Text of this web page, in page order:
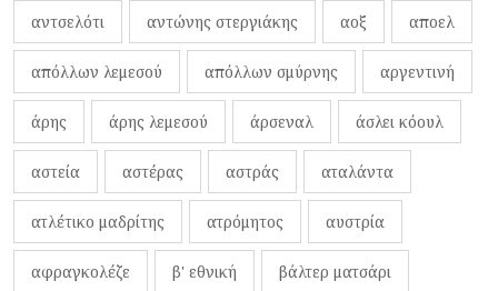
αντσελότι αντώνης στεργιάκης αοξ αποελ
απόλλων λεμεσού απόλλων σμύρνης αργεντινή
άρης άρης λεμεσού άρσεναλ άσλει κόουλ
αστεία αστέρας αστράς αταλάντα
ατλέτικο μαδρίτης ατρόμητος αυστρία
αφραγκολέζε β' εθνική βάλτερ ματσάρι